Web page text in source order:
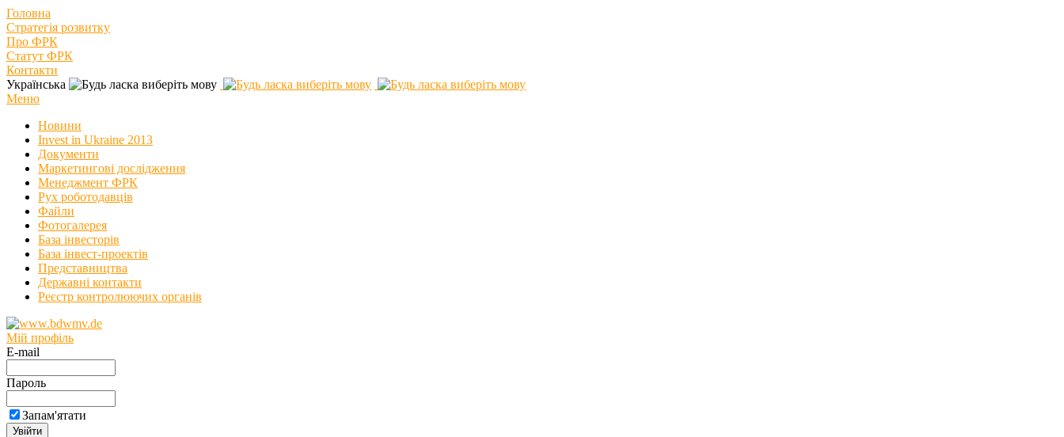
Головна
Стратегія розвитку
Про ФРК
Статут ФРК
Контакти
Українська
Меню
Новини
Invest in Ukraine 2013
Документи
Маркетингові дослідження
Менеджмент ФРК
Рух роботодавців
Файли
Фотогалерея
База інвесторів
База інвест-проектів
Представництва
Державні контакти
Реєстр контролюючих органів
Мій профіль
E-mail
Пароль
Запам'ятати